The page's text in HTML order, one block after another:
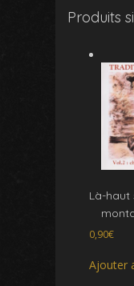
jeunesse
Produits
Là-haut
0,90€
Ajouter